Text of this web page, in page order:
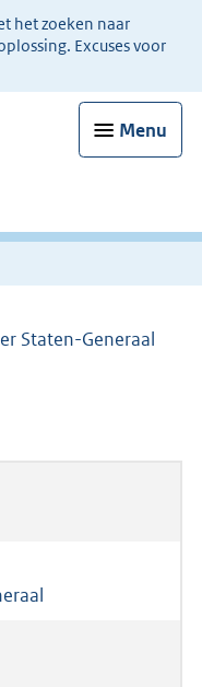
het zoeken naar
Excuses voor
Menu